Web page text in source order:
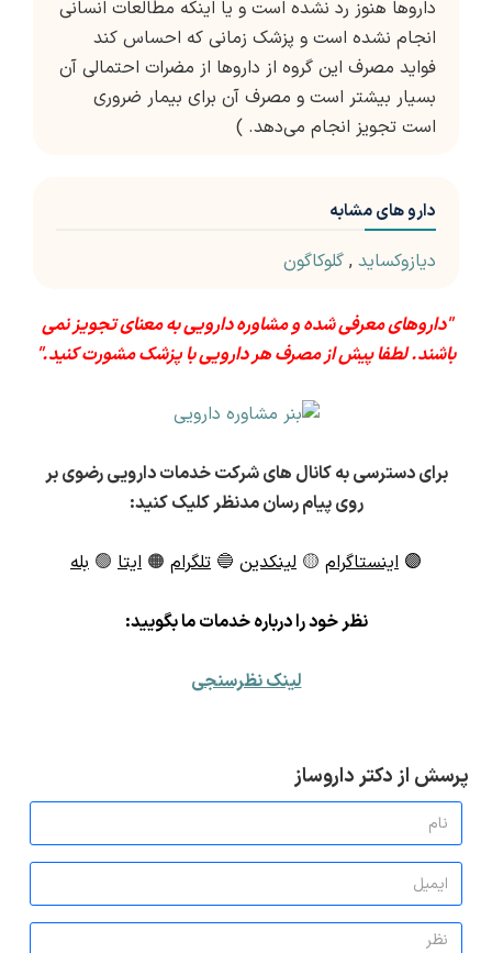
داروها هنوز رد نشده است و یا اینکه مطالعات انسانی
انجام نشده است و پزشک زمانی که احساس کند
فواید مصرف این گروه از داروها از مضرات احتمالی آن
بسیار بیشتر است و مصرف آن برای بیمار ضروری
است تجویز انجام می‌دهد. )
دارو های مشابه
دیازوکساید , گلوکاگون
"داروهای معرفی شده و مشاوره دارویی به معنای تجویز نمی
باشند. لطفا پیش از مصرف هر دارویی با پزشک مشورت کنید."
برای دسترسی به کانال های شرکت خدمات دارویی رضوی بر
روی پیام رسان مدنظر کلیک کنید:
🟣 اینستاگرام 🟡 لینکدین 🔵 تلگرام 🟠 ایتا 🟢 بله
نظر خود را درباره خدمات ما بگویید:
لینک نظرسنجی
پرسش از دکتر داروساز